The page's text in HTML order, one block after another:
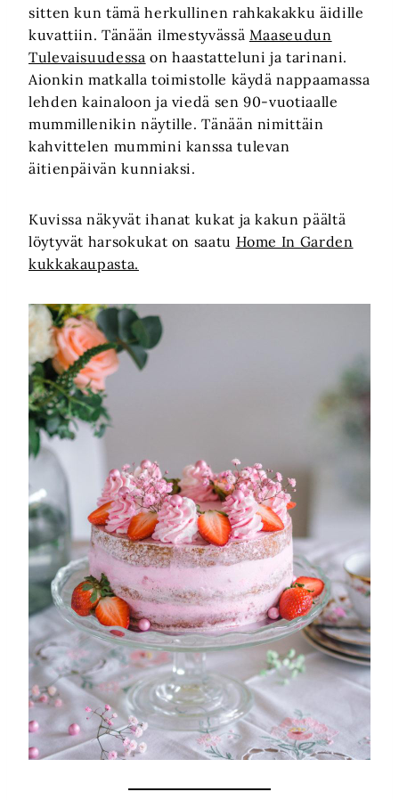
sitten kun tämä herkullinen rahkakakku äidille
kuvattiin. Tänään ilmestyvässä Maaseudun
Tulevaisuudessa on haastatteluni ja tarinani.
Aionkin matkalla toimistolle käydä nappaamassa
lehden kainaloon ja viedä sen 90-vuotiaalle
mummillenikin näytille. Tänään nimittäin
kahvittelen mummini kanssa tulevan
äitienpäivän kunniaksi.
Kuvissa näkyvät ihanat kukat ja kakun päältä
löytyvät harsokukat on saatu Home In Garden
kukkakaupasta.